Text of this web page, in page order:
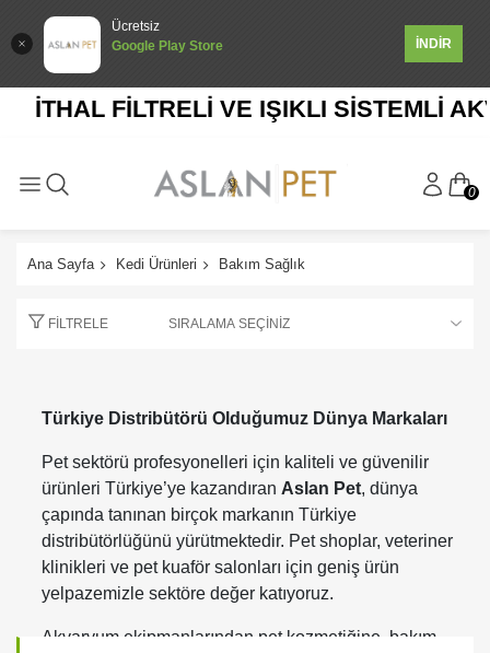
Ücretsiz
Google Play Store
İNDİR
İTHAL FİLTRELİ VE IŞIKLI SİSTEMLİ
0
Ana Sayfa Kedi Ürünleri Bakım Sağlık
FILTRELE
Türkiye Distribütörü Olduğumuz Dünya Markaları
Pet sektörü profesyonelleri için kaliteli ve güvenilir
ürünleri Türkiye’ye kazandıran Aslan Pet, dünya
çapında tanınan birçok markanın Türkiye
distribütörlüğünü yürütmektedir. Pet shoplar, veteriner
klinikleri ve pet kuaför salonları için geniş ürün
yelpazemizle sektöre değer katıyoruz.
Akvaryum ekipmanlarından pet kozmetiğine, bakım